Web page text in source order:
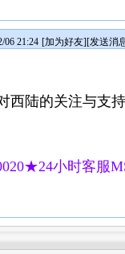
06 21:24 [加为好友][发送消
西陆的关注与支
小时客服